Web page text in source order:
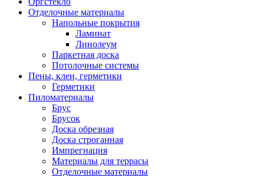
Отделочные материалы
Напольные покрытия
Ламинат
Линолеум
Паркетная доска
Потолочные системы
Пены, клеи, герметики
Герметики
Пиломатериалы
Брус
Брусок
Доска обрезная
Доска строганная
Импрегнация
Материалы для террасы
Отделочные материалы